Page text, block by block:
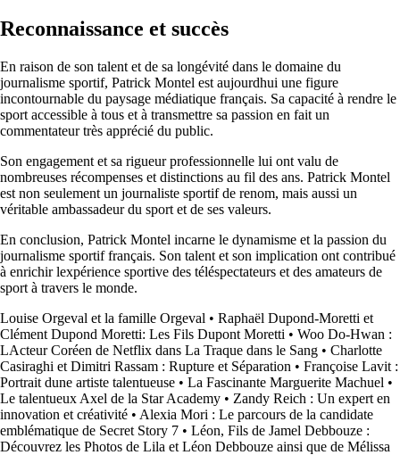
Reconnaissance et succès
En raison de son talent et de sa longévité dans le domaine du
journalisme sportif, Patrick Montel est aujourdhui une figure
incontournable du paysage médiatique français. Sa capacité à rendre le
sport accessible à tous et à transmettre sa passion en fait un
commentateur très apprécié du public.
Son engagement et sa rigueur professionnelle lui ont valu de
nombreuses récompenses et distinctions au fil des ans. Patrick Montel
est non seulement un journaliste sportif de renom, mais aussi un
véritable ambassadeur du sport et de ses valeurs.
En conclusion, Patrick Montel incarne le dynamisme et la passion du
journalisme sportif français. Son talent et son implication ont contribué
à enrichir lexpérience sportive des téléspectateurs et des amateurs de
sport à travers le monde.
Louise Orgeval et la famille Orgeval • Raphaël Dupond-Moretti et
Clément Dupond Moretti: Les Fils Dupont Moretti • Woo Do-Hwan :
LActeur Coréen de Netflix dans La Traque dans le Sang • Charlotte
Casiraghi et Dimitri Rassam : Rupture et Séparation • Françoise Lavit :
Portrait dune artiste talentueuse • La Fascinante Marguerite Machuel •
Le talentueux Axel de la Star Academy • Zandy Reich : Un expert en
innovation et créativité • Alexia Mori : Le parcours de la candidate
emblématique de Secret Story 7 • Léon, Fils de Jamel Debbouze :
Découvrez les Photos de Lila et Léon Debbouze ainsi que de Mélissa